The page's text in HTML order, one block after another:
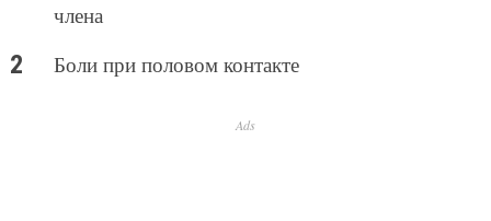
члена
Боли при половом контакте
Ads